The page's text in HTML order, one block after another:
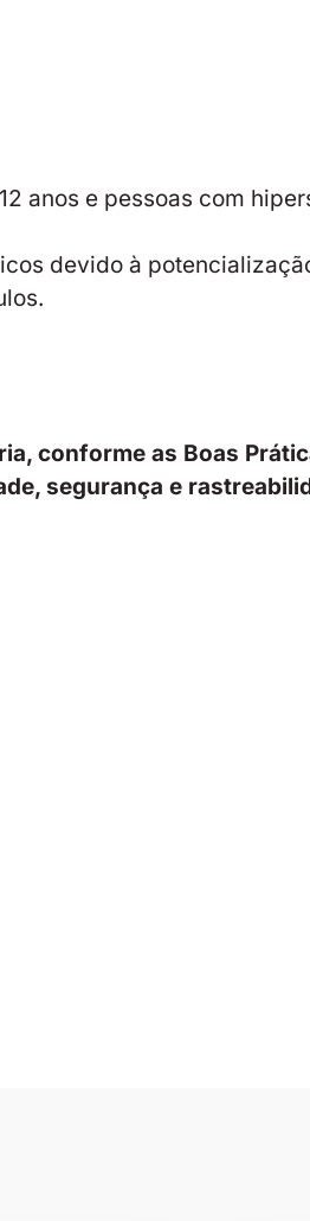
anos e pessoas com
devido à
conforme as Boas
segurança e